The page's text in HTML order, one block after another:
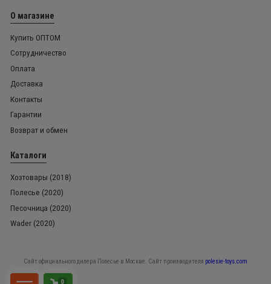
О магазине
Купить ОПТОМ
Сотрудничество
Оплата
Доставка
Контакты
Гарантии
Возврат и обмен
Каталоги
Хозтовары (2018)
Полесье (2020)
Песочница (2020)
Wader (2020)
Сайт официального дилера Полесье в Москве. Сайт производителя polesie-toys.com
0